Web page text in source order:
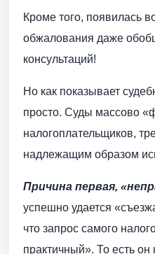
Кроме того, появилась
обжалования даже
консультаций!
Но как показывает
просто. Суды массово
налогоплательщиков,
надлежащим образом
Причина первая,
успешно удается
что запрос самого
практичный». То есть он